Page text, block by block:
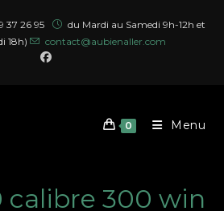
37 26 95
du Mardi au Samedi 9h-12h et
18h)
contact@aubienaller.com
0 Menu
calibre 300 win